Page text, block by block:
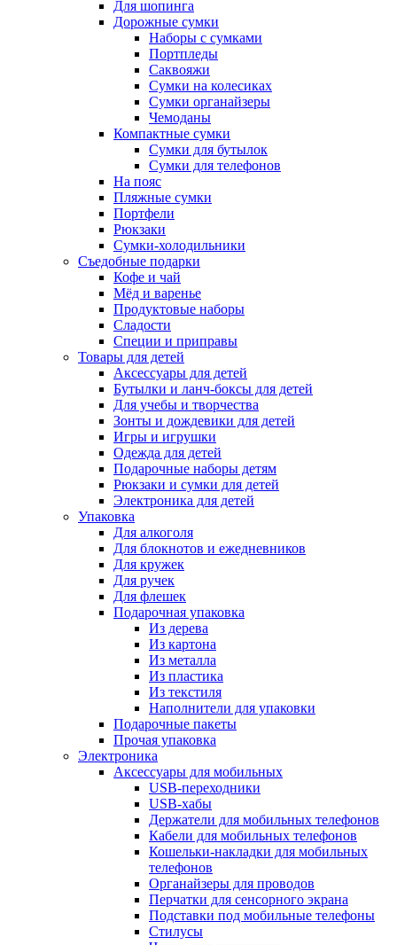
Для шопинга
Дорожные сумки
Наборы с сумками
Портпледы
Саквояжи
Сумки на колесиках
Сумки органайзеры
Чемоданы
Компактные сумки
Сумки для бутылок
Сумки для телефонов
На пояс
Пляжные сумки
Портфели
Рюкзаки
Сумки-холодильники
Съедобные подарки
Кофе и чай
Мёд и варенье
Продуктовые наборы
Сладости
Специи и приправы
Товары для детей
Аксессуары для детей
Бутылки и ланч-боксы для детей
Для учебы и творчества
Зонты и дождевики для детей
Игры и игрушки
Одежда для детей
Подарочные наборы детям
Рюкзаки и сумки для детей
Электроника для детей
Упаковка
Для алкоголя
Для блокнотов и ежедневников
Для кружек
Для ручек
Для флешек
Подарочная упаковка
Из дерева
Из картона
Из металла
Из пластика
Из текстиля
Наполнители для упаковки
Подарочные пакеты
Прочая упаковка
Электроника
Аксессуары для мобильных
USB-переходники
USB-хабы
Держатели для мобильных телефонов
Кабели для мобильных телефонов
Кошельки-накладки для мобильных
телефонов
Органайзеры для проводов
Перчатки для сенсорного экрана
Подставки под мобильные телефоны
Стилусы